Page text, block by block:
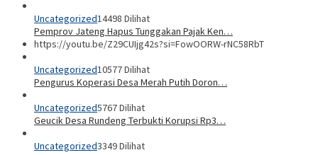
Uncategorized14498 Dilihat
Pemprov Jateng Hapus Tunggakan Pajak Ken…
https://youtu.be/Z29CUIjg42s?si=FowOORW-rNC58RbT
Uncategorized10577 Dilihat
Pengurus Koperasi Desa Merah Putih Doron…
Uncategorized5767 Dilihat
Geucik Desa Rundeng Terbukti Korupsi Rp3…
Uncategorized3349 Dilihat